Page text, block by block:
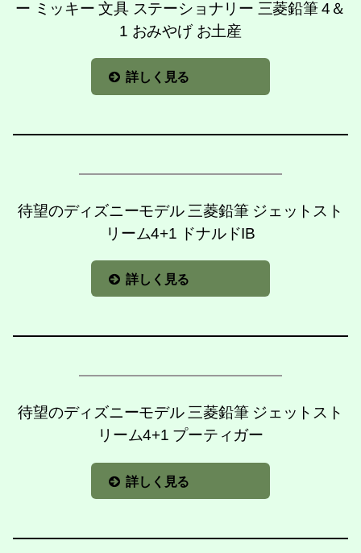
ー ミッキー 文具 ステーショナリー 三菱鉛筆 4＆
1 おみやげ お土産
詳しく見る
待望のディズニーモデル 三菱鉛筆 ジェットスト
リーム4+1 ドナルドIB
詳しく見る
待望のディズニーモデル 三菱鉛筆 ジェットスト
リーム4+1 プーティガー
詳しく見る